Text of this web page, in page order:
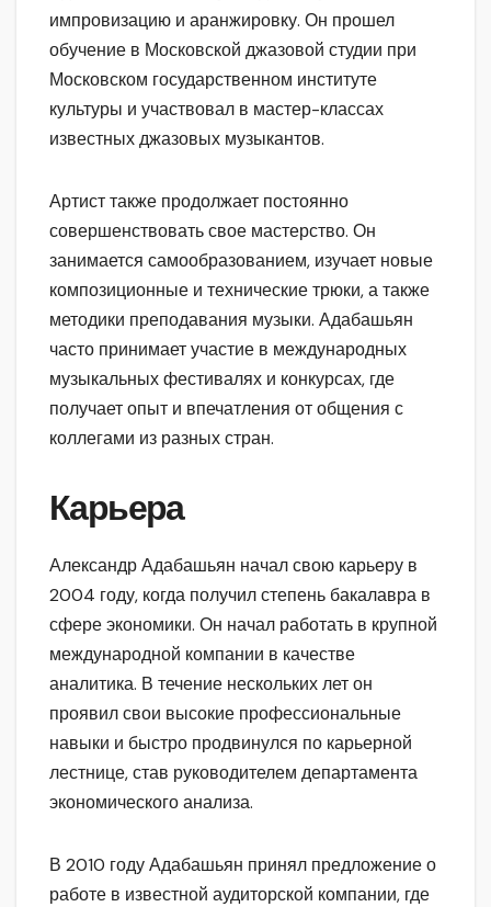
импровизацию и аранжировку. Он прошел
обучение в Московской джазовой студии при
Московском государственном институте
культуры и участвовал в мастер-классах
известных джазовых музыкантов.
Артист также продолжает постоянно
совершенствовать свое мастерство. Он
занимается самообразованием, изучает новые
композиционные и технические трюки, а также
методики преподавания музыки. Адабашьян
часто принимает участие в международных
музыкальных фестивалях и конкурсах, где
получает опыт и впечатления от общения с
коллегами из разных стран.
Карьера
Александр Адабашьян начал свою карьеру в
2004 году, когда получил степень бакалавра в
сфере экономики. Он начал работать в крупной
международной компании в качестве
аналитика. В течение нескольких лет он
проявил свои высокие профессиональные
навыки и быстро продвинулся по карьерной
лестнице, став руководителем департамента
экономического анализа.
В 2010 году Адабашьян принял предложение о
работе в известной аудиторской компании, где